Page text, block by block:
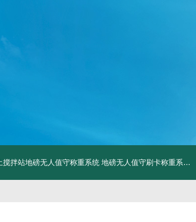
搅拌站地磅无人值守称重系统 地磅无人值守刷卡称重系统